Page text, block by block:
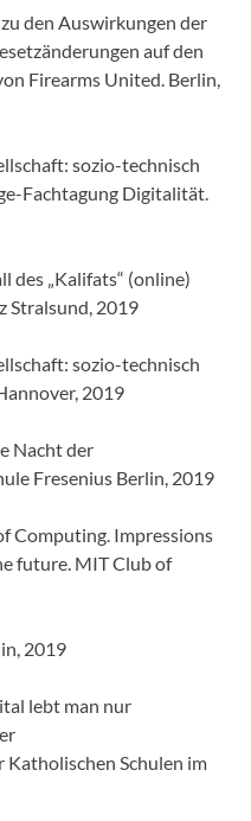
den Auswirkungen der
auf den
Firearms United. Berlin,
sozio-technisch
Fachtagung Digitalität.
des „Kalifats“ (online)
Stralsund, 2019
sozio-technisch
2019
Nacht der
Fresenius Berlin, 2019
Computing. Impressions
future. MIT Club of
2019
lebt man nur
Katholischen Schulen im